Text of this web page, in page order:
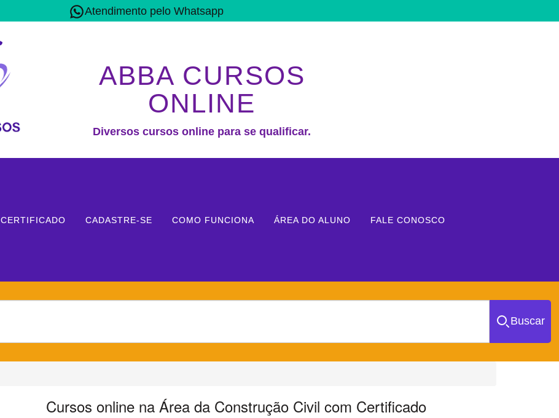
Atendimento pelo Whatsapp
ABBA CURSOS
ONLINE
Diversos cursos online para se qualificar.
CERTIFICADO CADASTRE-SE COMO FUNCIONA ÁREA DO ALUNO FALE CONOSCO
Buscar
Cursos online na Área da Construção Civil com Certificado